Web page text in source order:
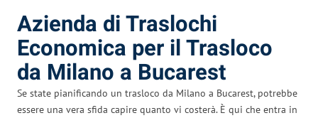
Azienda di Traslochi
Economica per il Trasloco
da Milano a Bucarest
Se state pianificando un trasloco da Milano a Bucarest, potrebbe
essere una vera sfida capire quanto vi costerà. È qui che entra in